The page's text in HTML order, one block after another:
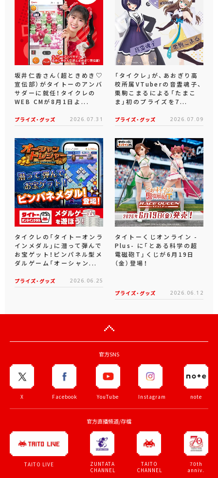
坂井仁香さん（超ときめき♡
宣伝部）がタイトーのアンバ
サダーに就任！タイクレの
WEB CMが8月1日よ...
プライズ・グッズ 2026.07.31
「タイクレ」が、あおぎり高
校所属VTuberの音霊魂子、
栗駒こまるによる「たまこ
ま」初のプライズを7...
プライズ・グッズ 2026.07.09
タイクレの「タイトーオンラ
インメダル」に潜って弾んで
お宝ゲット！ピンパネル型メ
ダルゲーム「オーシャン...
プライズ・グッズ 2026.06.25
タイトーくじオンライン -
Plus- に「とある科学の超
電磁砲T」くじが6月19日
（金）登場！
プライズ・グッズ 2026.06.12
官方SNS
X Facebook YouTube Instagram note
官方直播頻道/存檔
TAITO LIVE
ZUNTATA
CHANNEL
TAITO
CHANNEL
70th
anniv.